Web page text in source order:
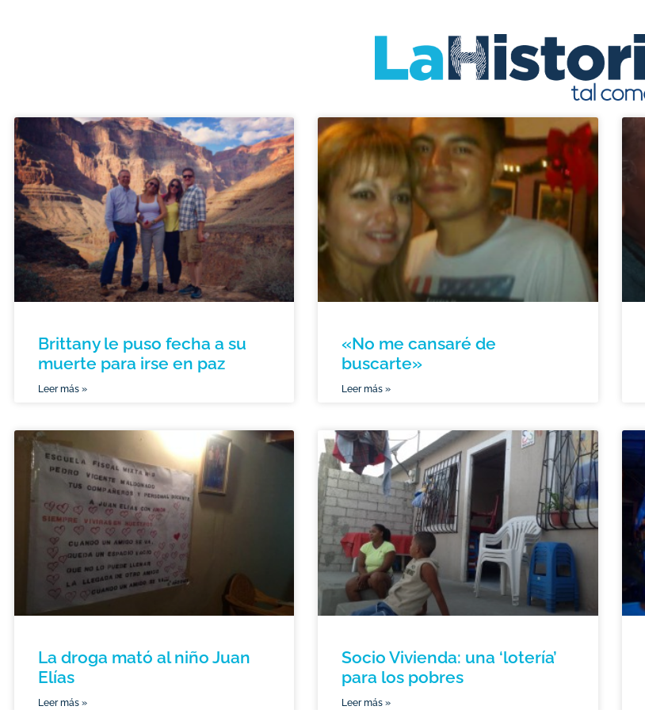
Brittany le puso fecha a su
muerte para irse en paz
Leer más »
«No me cansaré de
buscarte»
Leer más »
La droga mató al niño Juan
Elías
Leer más »
Socio Vivienda: una ‘lotería’
para los pobres
Leer más »